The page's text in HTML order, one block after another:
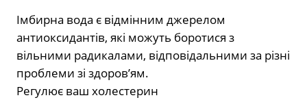
Імбирна вода є відмінним джерелом
антиоксидантів, які можуть боротися з
вільними радикалами, відповідальними за різні
проблеми зі здоров’ям.
Регулює ваш холестерин